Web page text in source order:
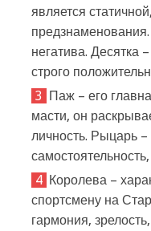
является
негатива. Десятка
строго
Паж – его
масти, он
личность. Рыцарь –
Королева –
спортсмену на
гармония,